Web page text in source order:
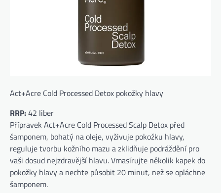
Act+Acre Cold Processed Detox pokožky hlavy
RRP:42 liber
Přípravek Act+Acre Cold Processed Scalp Detox před
šamponem, bohatý na oleje, vyživuje pokožku hlavy,
reguluje tvorbu kožního mazu a zklidňuje podráždění pro
vaši dosud nejzdravější hlavu. Vmasírujte několik kapek do
pokožky hlavy a nechte působit 20 minut, než se opláchne
šamponem.